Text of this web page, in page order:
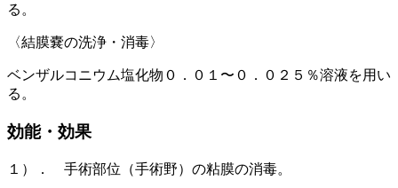
る。
〈結膜嚢の洗浄・消毒〉
ベンザルコニウム塩化物０．０１〜０．０２５％溶液を用い
る。
効能・効果
１）． 手術部位（手術野）の粘膜の消毒。